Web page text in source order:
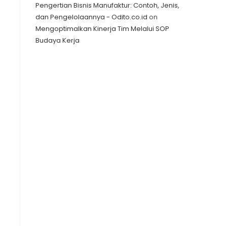
Pengertian Bisnis Manufaktur: Contoh, Jenis,
dan Pengelolaannya - Odito.co.id on
Mengoptimalkan Kinerja Tim Melalui SOP
Budaya Kerja